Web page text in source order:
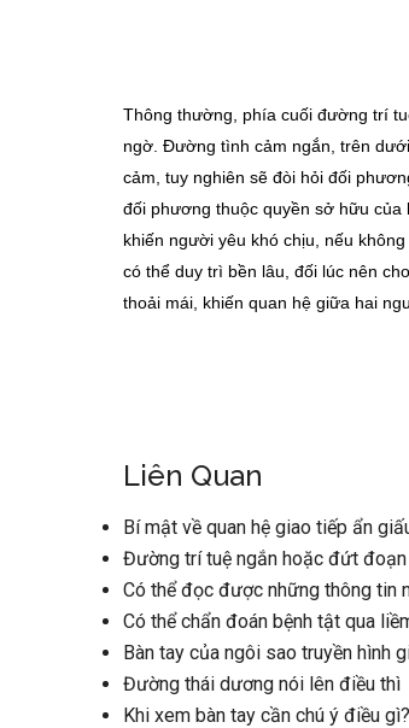
Thông thường, phía cuối đường trí
ngờ. Đường tình cảm ngắn, trên
cảm, tuy nghiên sẽ đòi hỏi đối
đối phương thuộc quyền sở hữu của
khiến người yêu khó chịu, nếu
có thể duy trì bền lâu, đối lúc nên
thoải mái, khiến quan hệ giữa hai
Liên Quan
Bí mật về quan hệ giao tiếp ẩn
Đường trí tuệ ngắn hoặc đứt
Có thể đọc được những thông tin
Có thể chẩn đoán bệnh tật qua
Bàn tay của ngôi sao truyền hình
Đường thái dương nói lên điều thì
Khi xem bàn tay cần chú ý điều gì?